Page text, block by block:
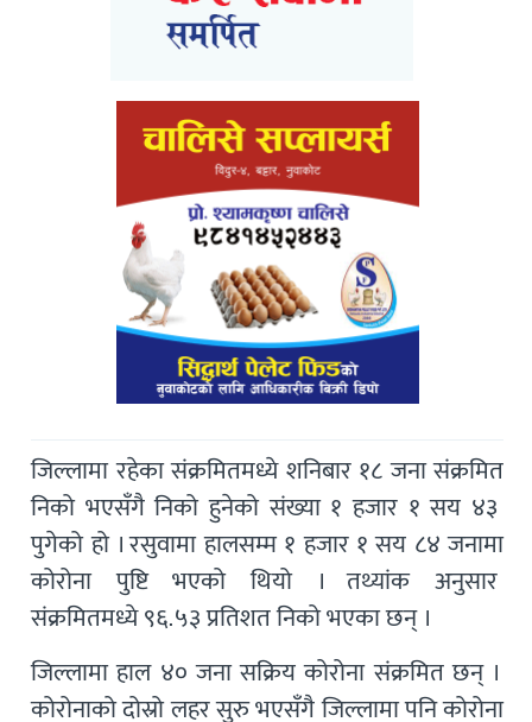
जिल्लामा रहेका संक्रमितमध्ये शनिबार १८ जना संक्रमित
निको भएसँगै निको हुनेको संख्या १ हजार १ सय ४३
पुगेको हो । रसुवामा हालसम्म १ हजार १ सय ८४ जनामा
कोरोना पुष्टि भएको थियो । तथ्यांक अनुसार
संक्रमितमध्ये ९६.५३ प्रतिशत निको भएका छन् ।
जिल्लामा हाल ४० जना सक्रिय कोरोना संक्रमित छन् ।
कोरोनाको दोस्रो लहर सुरु भएसँगै जिल्लामा पनि कोरोना